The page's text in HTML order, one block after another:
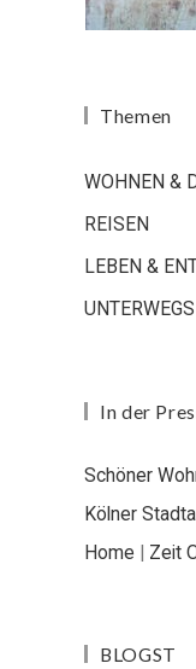
Themen
WOHNEN &
REISEN
LEBEN &
UNTERWEGS
In der
Schöner
Kölner
Home | Zeit
BLOGST